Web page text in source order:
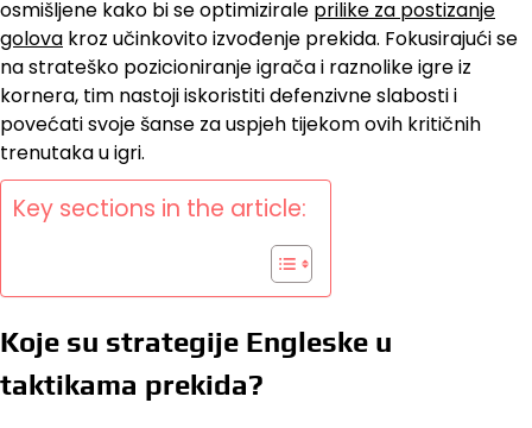
osmišljene kako bi se optimizirale prilike za postizanje
golova kroz učinkovito izvođenje prekida. Fokusirajući se
na strateško pozicioniranje igrača i raznolike igre iz
kornera, tim nastoji iskoristiti defenzivne slabosti i
povećati svoje šanse za uspjeh tijekom ovih kritičnih
trenutaka u igri.
Key sections in the article:
Koje su strategije Engleske u
taktikama prekida?